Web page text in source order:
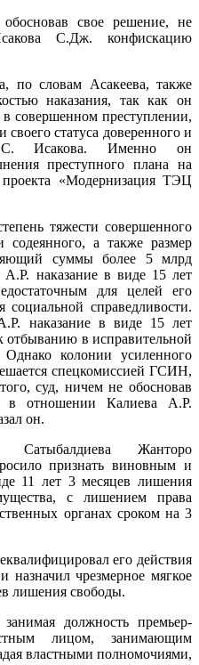
свое решение, не
С.Дж. конфискацию
по словам Асакеева, также
наказания, так как он
совершенном преступлении,
статуса доверенного и
С. Исакова. Именно он
преступного плана на
«Модернизация ТЭЦ
тяжести совершенного
а также размер
суммы более 5 млрд
А.Р. наказание в виде 15 лет
для целей его
социальной справедливости.
наказание в виде 15 лет
отбыванию в исправительной
колонии усиленного
спецкомиссией ГСИН,
суд, ничем не обосновав
в отношении Калиева А.Р.
он.
Жанторо
признать виновным и
11 лет 3 месяцев лишения
с лишением права
органах сроком на 3
его действия
чрезмерное мягкое
лишения свободы.
должность премьер-
лицом, занимающим
властными полномочиями,